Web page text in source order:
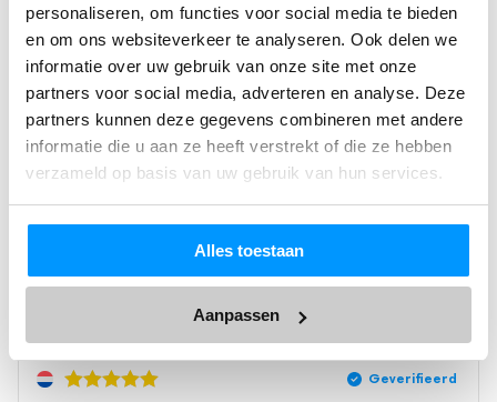
personaliseren, om functies voor social media te bieden
en om ons websiteverkeer te analyseren. Ook delen we
informatie over uw gebruik van onze site met onze
partners voor social media, adverteren en analyse. Deze
partners kunnen deze gegevens combineren met andere
informatie die u aan ze heeft verstrekt of die ze hebben
verzameld op basis van uw gebruik van hun services.
Alles toestaan
Aanpassen
keuken, woonkamer of kinderkamer. Dankzij de
meegeleverde 10 plakstrips heb je langdurige
bescherming. Een slimme vliegenvanger én vliegenval
in stijlvol design – eenvoudig in het stopcontact te
steken voor directe werking. Veilig, stil en effectief.
Ultrastille werking – eindelijk écht
In tegenstelling tot traditionele muggenlampen die insecten
verbranden met harde knallen en geur, werkt deze
Goods® Verjager Muggenlamp volledig geluidloos.
Dankzij de plakstrip worden insecten geruisloos gevangen
Gewaardeerd
(2)
Gewaardeerd
uit 5
(0)
Gewaardeerd
uit 5
(0)
Gewaardeerd
2uit
(0)
1
uit
Schrijf een review
Een beoordeling toevoegen